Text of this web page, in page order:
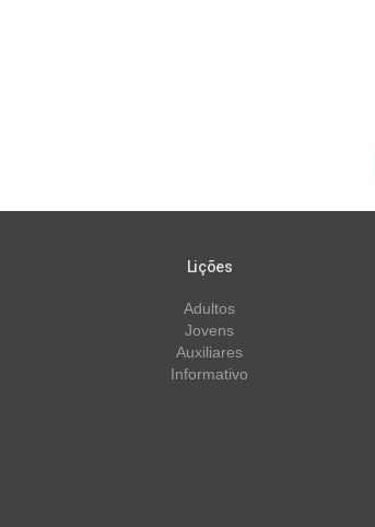
Lições
Adultos
Jovens
Auxiliares
Informativo